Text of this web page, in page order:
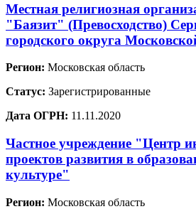
Местная религиозная
"Баязит" (Превосходство)
городского округа
Регион: Московская область
Статус: Зарегистрированные
Дата ОГРН: 11.11.2020
Частное учреждение "Центр
проектов развития в
культуре"
Регион: Московская область